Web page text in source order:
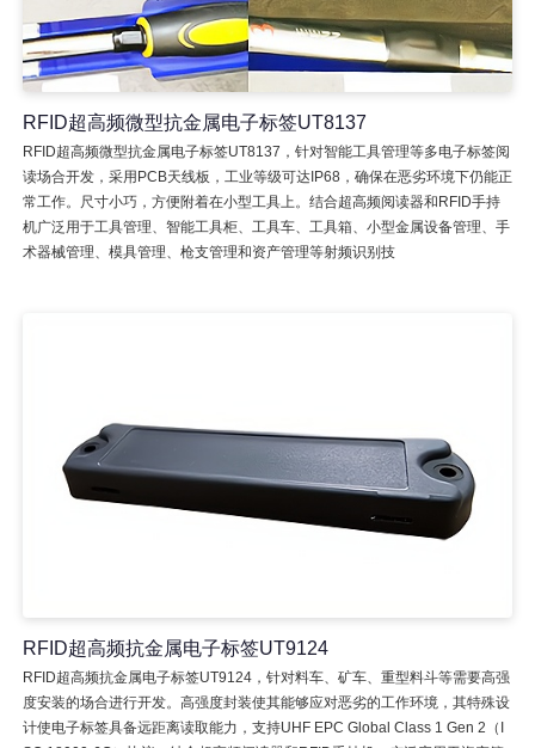
RFID超高频微型抗金属电子标签UT8137
RFID超高频微型抗金属电子标签UT8137，针对智能工具管理等多电子标签阅
读场合开发，采用PCB天线板，工业等级可达IP68，确保在恶劣环境下仍能正
常工作。尺寸小巧，方便附着在小型工具上。结合超高频阅读器和RFID手持
机广泛用于工具管理、智能工具柜、工具车、工具箱、小型金属设备管理、手
术器械管理、模具管理、枪支管理和资产管理等射频识别技
RFID超高频抗金属电子标签UT9124
RFID超高频抗金属电子标签UT9124，针对料车、矿车、重型料斗等需要高强
度安装的场合进行开发。高强度封装使其能够应对恶劣的工作环境，其特殊设
计使电子标签具备远距离读取能力，支持UHF EPC Global Class 1 Gen 2（I